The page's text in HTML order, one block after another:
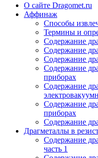
О сайте Dragomet.ru
Аффинаж
Способы
Термины и
Содержание
Содержание
Содержание
Содержание
приборах
Содержание
Содержание
приборах
Содержание
Драгметаллы в
Содержание
часть 1